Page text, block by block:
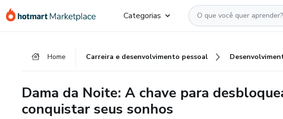
para
para
para
Categorias
Home Carreira e desenvolvimento pessoal
Dama da Noite: A chave para
conquistar seus sonhos